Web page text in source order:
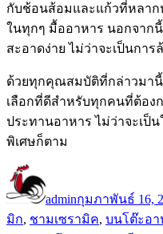
กับช้อนส้อมและแก้วที่หลาก
ในทุกๆ มื้ออาหาร นอกจาก
สะอาดง่าย ไม่ว่าจะเป็นการ
ด้วยทุกคุณสมบัติที่กล่าวมานี้
เลือกที่ดีสำหรับทุกคนที่ต้อง
ประทานอาหาร ไม่ว่าจะเป็
พิเศษก็ตาม
เขียน
adminเมื่อ
กุมภาพันธ์ 16,
มิก, ชามเซรามิค, บนโต๊ะอา